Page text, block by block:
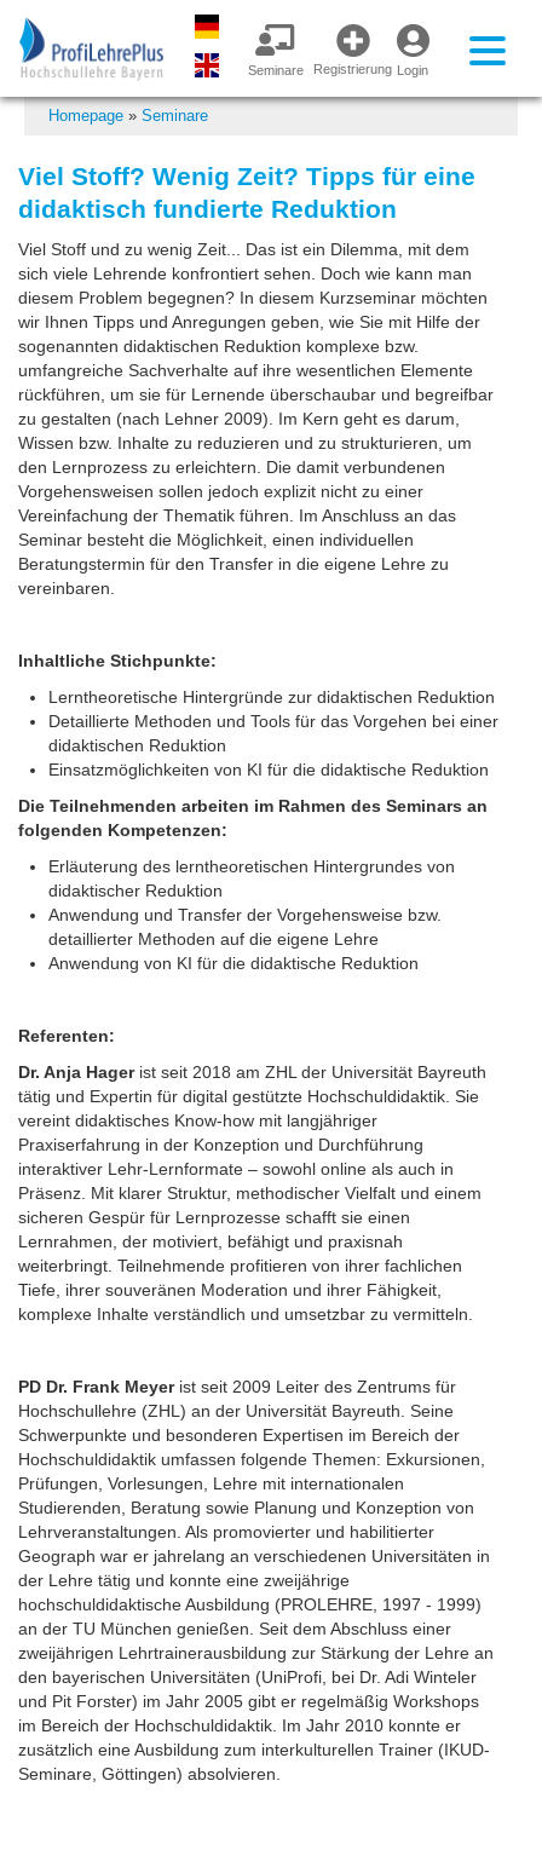
Login
Registrierung
Seminare
Homepage » Seminare
Viel Stoff? Wenig Zeit? Tipps für eine
didaktisch fundierte Reduktion
Viel Stoff und zu wenig Zeit... Das ist ein Dilemma, mit dem
sich viele Lehrende konfrontiert sehen. Doch wie kann man
diesem Problem begegnen? In diesem Kurzseminar möchten
wir Ihnen Tipps und Anregungen geben, wie Sie mit Hilfe der
sogenannten didaktischen Reduktion komplexe bzw.
umfangreiche Sachverhalte auf ihre wesentlichen Elemente
rückführen, um sie für Lernende überschaubar und begreifbar
zu gestalten (nach Lehner 2009). Im Kern geht es darum,
Wissen bzw. Inhalte zu reduzieren und zu strukturieren, um
den Lernprozess zu erleichtern. Die damit verbundenen
Vorgehensweisen sollen jedoch explizit nicht zu einer
Vereinfachung der Thematik führen. Im Anschluss an das
Seminar besteht die Möglichkeit, einen individuellen
Beratungstermin für den Transfer in die eigene Lehre zu
vereinbaren.
Inhaltliche Stichpunkte:
Lerntheoretische Hintergründe zur didaktischen Reduktion
Detaillierte Methoden und Tools für das Vorgehen bei einer
didaktischen Reduktion
Einsatzmöglichkeiten von KI für die didaktische Reduktion
Die Teilnehmenden arbeiten im Rahmen des Seminars an
folgenden Kompetenzen:
Erläuterung des lerntheoretischen Hintergrundes von
didaktischer Reduktion
Anwendung und Transfer der Vorgehensweise bzw.
detaillierter Methoden auf die eigene Lehre
Anwendung von KI für die didaktische Reduktion
Referenten:
Dr. Anja Hagerist seit 2018 am ZHL der Universität Bayreuth
tätig und Expertin für digital gestützte Hochschuldidaktik. Sie
vereint didaktisches Know-how mit langjähriger
Praxiserfahrung in der Konzeption und Durchführung
interaktiver Lehr-Lernformate – sowohl online als auch in
Präsenz. Mit klarer Struktur, methodischer Vielfalt und einem
sicheren Gespür für Lernprozesse schafft sie einen
Lernrahmen, der motiviert, befähigt und praxisnah
weiterbringt. Teilnehmende profitieren von ihrer fachlichen
Tiefe, ihrer souveränen Moderation und ihrer Fähigkeit,
komplexe Inhalte verständlich und umsetzbar zu vermitteln.
PD Dr. Frank Meyer ist seit 2009 Leiter des Zentrums für
Hochschullehre (ZHL) an der Universität Bayreuth. Seine
Schwerpunkte und besonderen Expertisen im Bereich der
Hochschuldidaktik umfassen folgende Themen: Exkursionen,
Prüfungen, Vorlesungen, Lehre mit internationalen
Studierenden, Beratung sowie Planung und Konzeption von
Lehrveranstaltungen. Als promovierter und habilitierter
Geograph war er jahrelang an verschiedenen Universitäten in
der Lehre tätig und konnte eine zweijährige
hochschuldidaktische Ausbildung (PROLEHRE, 1997 - 1999)
an der TU München genießen. Seit dem Abschluss einer
zweijährigen Lehrtrainerausbildung zur Stärkung der Lehre an
den bayerischen Universitäten (UniProfi, bei Dr. Adi Winteler
und Pit Forster) im Jahr 2005 gibt er regelmäßig Workshops
im Bereich der Hochschuldidaktik. Im Jahr 2010 konnte er
zusätzlich eine Ausbildung zum interkulturellen Trainer (IKUD-
Seminare, Göttingen) absolvieren.